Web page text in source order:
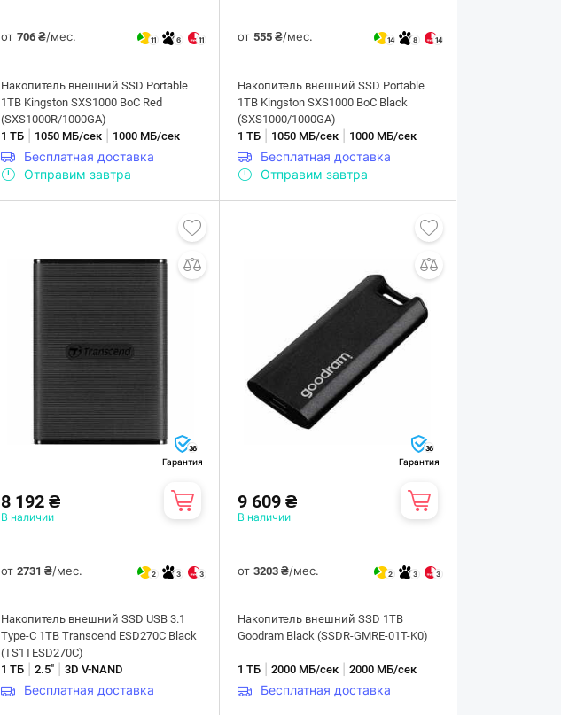
от706 ₴/мес. 11 6 11
Накопитель внешний SSD Portable
1ТB Kingston SXS1000 BoC Red
(SXS1000R/1000GA)
1 ТБ
1050 МБ/сек 1000 МБ/сек
Бесплатная доставка
Отправим завтра
от555 ₴/мес. 14 8 14
Накопитель внешний SSD Portable
1ТB Kingston SXS1000 BoC Black
(SXS1000/1000GA)
1 ТБ
1050 МБ/сек 1000 МБ/сек
Бесплатная доставка
Отправим завтра
36
Гарантия
8 192 ₴
В наличии
от2731 ₴/мес. 2 3 3
Накопитель внешний SSD USB 3.1
Type-C 1TB Transcend ESD270C Black
(TS1TESD270C)
1 ТБ |2.5" |3D V-NAND
Бесплатная доставка
36
Гарантия
9 609 ₴
В наличии
от3203 ₴/мес. 2 3 3
Накопитель внешний SSD 1TB
Goodram Black (SSDR-GMRE-01T-K0)
1 ТБ |2000 МБ/сек |2000 МБ/сек
Бесплатная доставка